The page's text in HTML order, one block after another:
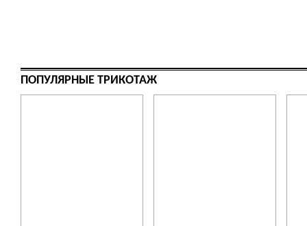
ПОПУЛЯРНЫЕ ТРИКОТАЖ